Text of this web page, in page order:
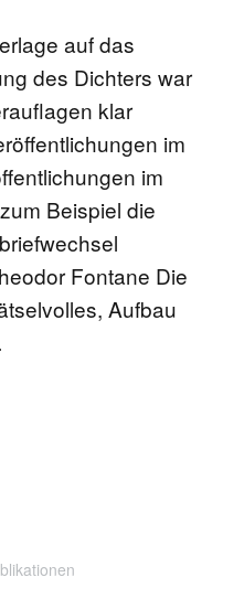
auf das
des Dichters war
klar
im
im
Beispiel die
Fontane Die
Aufbau